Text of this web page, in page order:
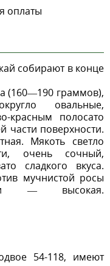
оплаты
собирают в конце
(160—190 граммов),
овальные,
красным полосато
поверхности.
Мякоть светло
очень сочный,
сладкого вкуса.
мучнистой росы
— высокая.
54-118, имеют